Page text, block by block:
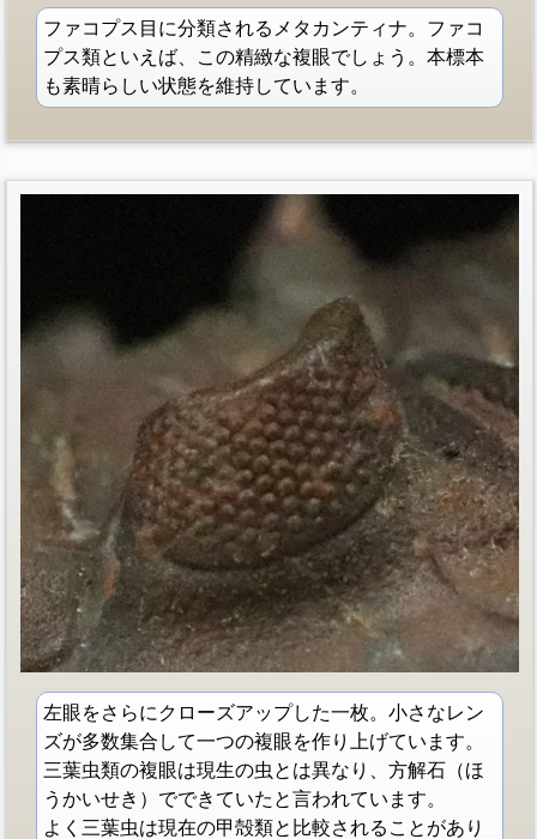
ファコプス目に分類されるメタカンティナ。ファコ
プス類といえば、この精緻な複眼でしょう。本標本
も素晴らしい状態を維持しています。
左眼をさらにクローズアップした一枚。小さなレン
ズが多数集合して一つの複眼を作り上げています。
三葉虫類の複眼は現生の虫とは異なり、方解石（ほ
うかいせき）でできていたと言われています。
よく三葉虫は現在の甲殻類と比較されることがあり